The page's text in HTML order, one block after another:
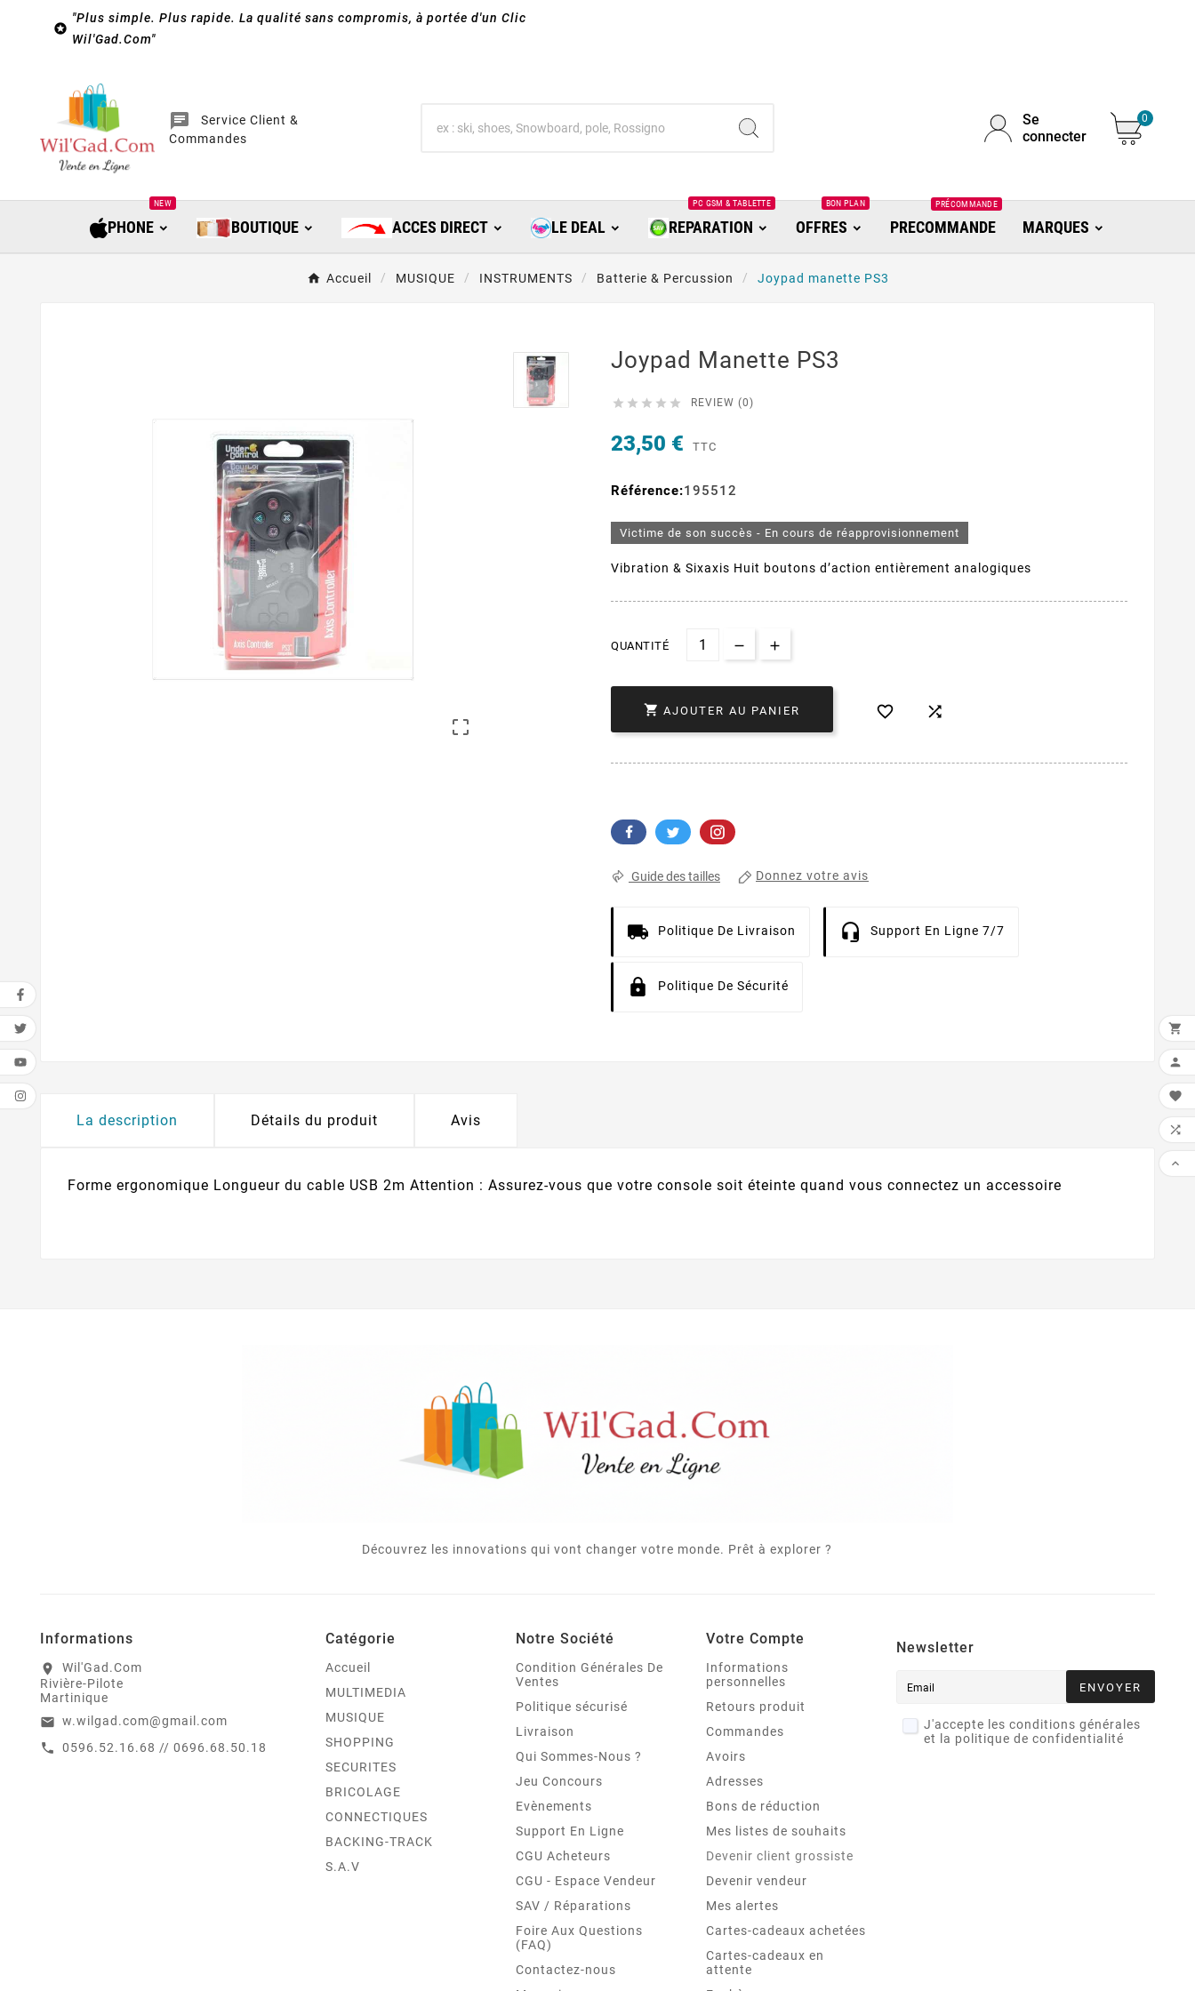

"Plus simple. Plus rapide. La qualité sans compromis, à portée d'un Clic
Wil'Gad.Com"
chat
Service Client &
Commandes
Se
connecter
0
PHONE
NEW
BOUTIQUE ACCES DIRECT LE DEAL REPARATION
PC GSM & TABLETTE
OFFRES
BON PLAN
PRECOMMANDE
PRÉCOMMANDE
MARQUES
Accueil MUSIQUE INSTRUMENTS Batterie & Percussion Joypad manette PS3

Joypad Manette PS3
     REVIEW (0)
23,50 € TTC
Référence:195512
Victime de son succès - En cours de réapprovisionnement
Vibration & Sixaxis Huit boutons d’action entièrement analogiques
QUANTITÉ
 AJOUTER AU PANIER  
Guide des tailles Donnez votre avis
Politique De Livraison Support En Ligne 7/7
Politique De Sécurité
La description Détails du produit Avis
Forme ergonomique Longueur du cable USB 2m Attention : Assurez-vous que votre console soit éteinte quand vous connectez un accessoire
Découvrez les innovations qui vont changer votre monde. Prêt à explorer ?
Informations
location_on
Wil'Gad.Com
Rivière-Pilote
Martinique
email w.wilgad.com@gmail.com
call 0596.52.16.68 // 0696.68.50.18
Catégorie
Accueil
MULTIMEDIA
MUSIQUE
SHOPPING
SECURITES
BRICOLAGE
CONNECTIQUES
BACKING-TRACK
S.A.V
Notre Société
Condition Générales De
Ventes
Politique sécurisé
Livraison
Qui Sommes-Nous ?
Jeu Concours
Evènements
Support En Ligne
CGU Acheteurs
CGU - Espace Vendeur
SAV / Réparations
Foire Aux Questions
(FAQ)
Contactez-nous
Votre Compte
Informations
personnelles
Retours produit
Commandes
Avoirs
Adresses
Bons de réduction
Mes listes de souhaits
Devenir client grossiste
Devenir vendeur
Mes alertes
Cartes-cadeaux achetées
Cartes-cadeaux en
attente
Newsletter
ENVOYER
J'accepte les conditions générales
et la politique de confidentialité




